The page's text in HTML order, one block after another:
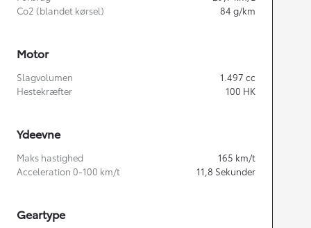
Co2 (blandet kørsel)
84 g/km
Motor
Slagvolumen 1.497 cc
Hestekræfter
100 HK
Ydeevne
Maks hastighed 165 km/t
Acceleration 0-100 km/t
11,8 Sekunder
Geartype